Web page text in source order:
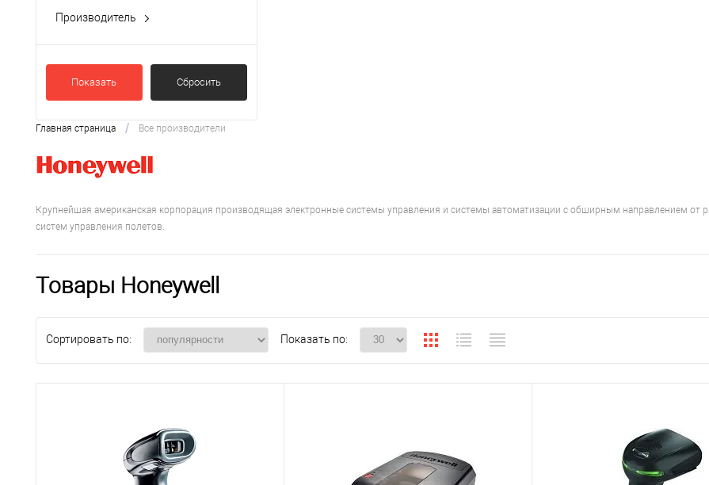
Производитель
Показать Сбросить
Главная страница / Все производители
Крупнейшая американская корпорация производящая электронные системы управления и системы автоматизации с обширным направлением от
систем управления полетов.
Товары Honeywell
Сортировать по: Показать по: